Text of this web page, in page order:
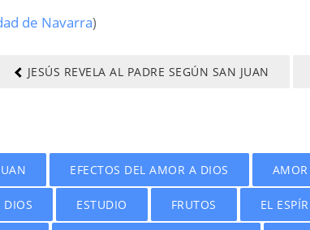
de Navarra)
JESÚS REVELA AL PADRE SEGÚN SAN JUAN
EFECTOS DEL AMOR A DIOS
DIOS ESTUDIO FRUTOS EL